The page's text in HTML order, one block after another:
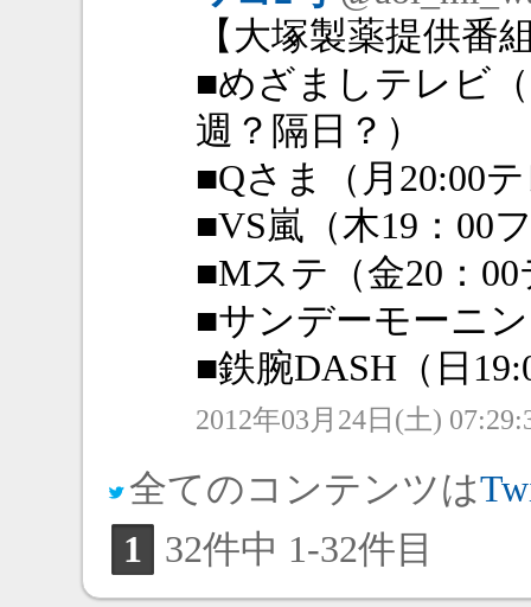
【大塚製薬提供番
■めざましテレビ
週？隔日？）
■Qさま（月20:00
■VS嵐（木19：00
■Mステ（金20：
■サンデーモーニ
■鉄腕DASH（日
2012年03月24日(土)
全てのコンテンツは
1 32件中 1-32件目